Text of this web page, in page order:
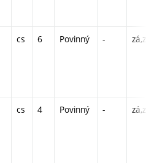
cs 6 Povinný - zá,zk
cs 4 Povinný - zá,zk